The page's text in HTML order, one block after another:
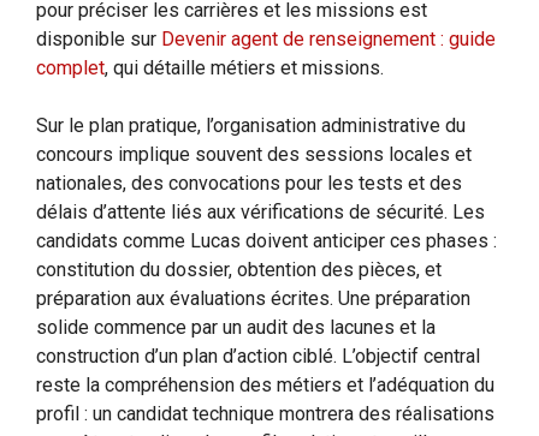
pour préciser les carrières et les missions est
disponible sur Devenir agent de renseignement : guide
complet, qui détaille métiers et missions.
Sur le plan pratique, l’organisation administrative du
concours implique souvent des sessions locales et
nationales, des convocations pour les tests et des
délais d’attente liés aux vérifications de sécurité. Les
candidats comme Lucas doivent anticiper ces phases :
constitution du dossier, obtention des pièces, et
préparation aux évaluations écrites. Une préparation
solide commence par un audit des lacunes et la
construction d’un plan d’action ciblé. L’objectif central
reste la compréhension des métiers et l’adéquation du
profil : un candidat technique montrera des réalisations